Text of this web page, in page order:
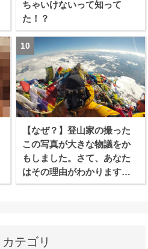
ちゃいけないって知って
た！？
【なぜ？】登山家の撮った
この写真が大きな物議をか
もしました。さて、あなた
はその理由がわかります
か？
カテゴリ